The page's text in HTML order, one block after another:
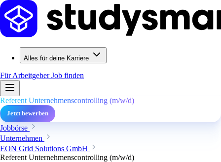
Alles für deine Karriere
Für ArbeitgeberJob finden
Referent Unternehmenscontrolling (m/w/d)
Jetzt bewerben
Jobbörse
Unternehmen
EON Grid Solutions GmbH
Referent Unternehmenscontrolling (m/w/d)